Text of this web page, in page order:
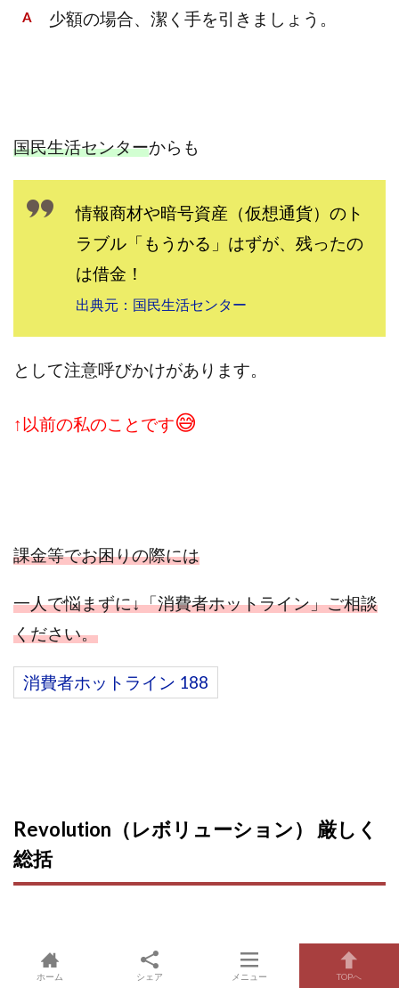
少額の場合、潔く手を引きましょう。
国民生活センターからも
情報商材や暗号資産（仮想通貨）のト
ラブル「もうかる」はずが、残ったの
は借金！
出典元：国民生活センター
として注意呼びかけがあります。
↑以前の私のことです😅
課金等でお困りの際には
一人で悩まずに↓「消費者ホットライン」ご相談
ください。
消費者ホットライン 188
Revolution（レボリューション） 厳しく
総括
ホーム シェア メニュー TOPへ